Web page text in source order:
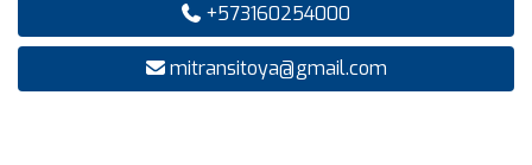
+573160254000
mitransitoya@gmail.com